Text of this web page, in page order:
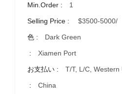
Min.Order : 1
Selling Price : $3500-5000/
色 : Dark Green
: Xiamen Port
お支払い : T/T, L/C,
: China